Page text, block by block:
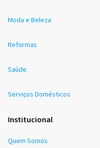
Moda e Beleza
Reformas
Saúde
Serviços Domésticos
Institucional
Quem Somos